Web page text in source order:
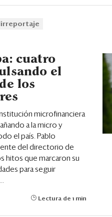
cuatro
el
los
institución microfinanciera
a la micro y
el país. Pablo
del directorio de
hitos que marcaron su
para seguir
Lectura de 1 min